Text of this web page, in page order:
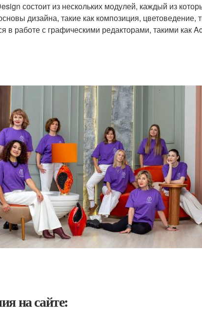
состоит из нескольких модулей, каждый из
дизайна, такие как композиция, цветоведение,
в работе с графическими редакторами, такими как
на сайте: